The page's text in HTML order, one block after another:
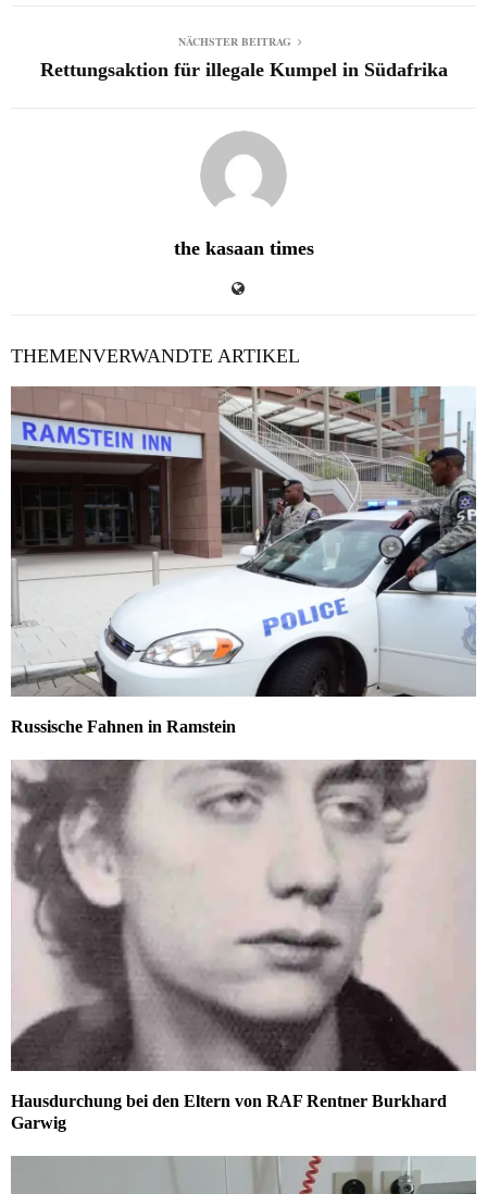
NÄCHSTER BEITRAG
Rettungsaktion für illegale Kumpel in Südafrika
the kasaan times
THEMENVERWANDTE ARTIKEL
Russische Fahnen in Ramstein
Hausdurchung bei den Eltern von RAF Rentner Burkhard
Garwig